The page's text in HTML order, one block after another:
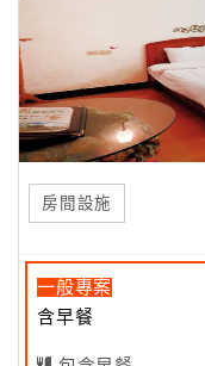
房間設施
一般專案
含早餐